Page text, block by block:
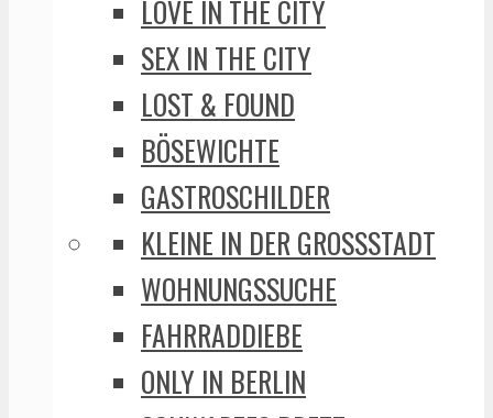
LOVE IN THE CITY
SEX IN THE CITY
LOST & FOUND
BÖSEWICHTE
GASTROSCHILDER
KLEINE IN DER GROSSSTADT
WOHNUNGSSUCHE
FAHRRADDIEBE
ONLY IN BERLIN